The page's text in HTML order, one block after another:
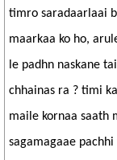
timro saradaarlaai
maarkaa ko ho,
le padhn naskane
chhainas ra ? timi
maile kornaa saath
sagamagaae